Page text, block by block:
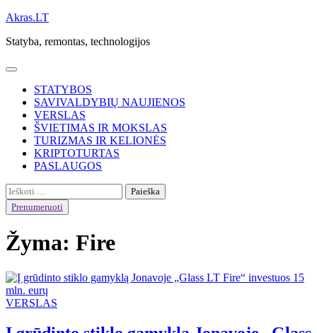
Skip
content
Akras.LT
Statyba, remontas, technologijos
STATYBOS
SAVIVALDYBIŲ NAUJIENOS
VERSLAS
ŠVIETIMAS IR MOKSLAS
TURIZMAS IR KELIONĖS
KRIPTOTURTAS
PASLAUGOS
Ieškoti:
Prenumeruoti
Žyma: Fire
VERSLAS